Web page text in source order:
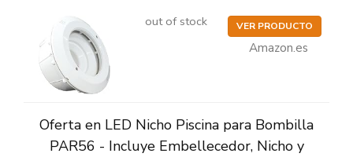
out of stock VER PRODUCTO
Amazon.es
Oferta en LED Nicho Piscina para Bombilla
PAR56 - Incluye Embellecedor, Nicho y